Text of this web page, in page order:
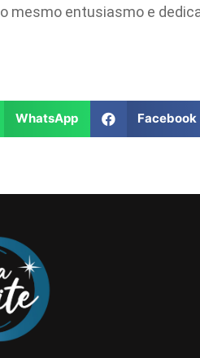
mesmo entusiasmo e
WhatsApp Facebook